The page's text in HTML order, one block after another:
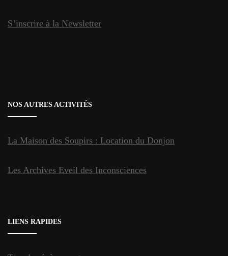
S’inscrire à la Newsletter
NOS AUTRES ACTIVITÉS
La Maison des Soupirs : Location du Donjon
Les Archives Eveil des Inconsciences
LIENS RAPIDES